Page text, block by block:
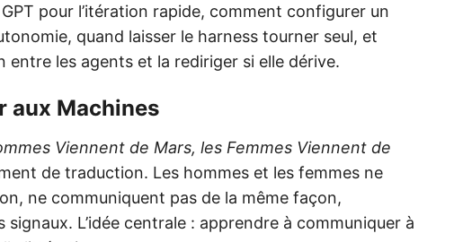
pour l’itération rapide, comment configurer un
quand laisser le harness tourner seul, et
les agents et la rediriger si elle dérive.
aux Machines
Viennent de Mars, les Femmes Viennent de
de traduction. Les hommes et les femmes ne
ne communiquent pas de la même façon,
signaux. L’idée centrale : apprendre à communiquer à